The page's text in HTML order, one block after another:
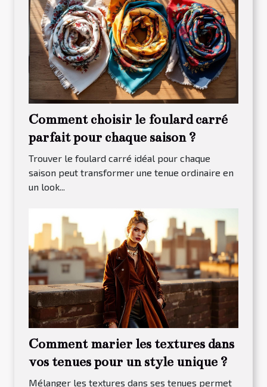
Comment choisir le foulard carré
parfait pour chaque saison ?
Trouver le foulard carré idéal pour chaque
saison peut transformer une tenue ordinaire en
un look...
Comment marier les textures dans
vos tenues pour un style unique ?
Mélanger les textures dans ses tenues permet